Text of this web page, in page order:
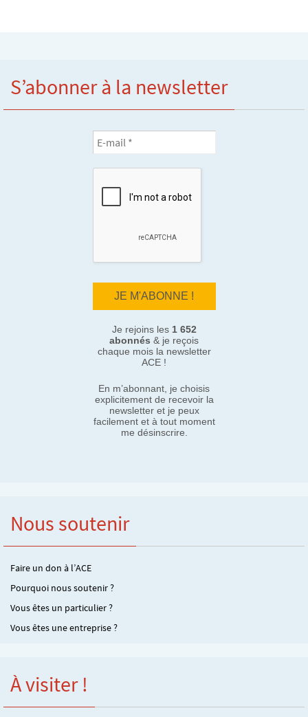
S’abonner à la newsletter
Je rejoins les 1 652
abonnés & je reçois
chaque mois la newsletter
ACE !
En m’abonnant, je choisis
explicitement de recevoir la
newsletter et je peux
facilement et à tout moment
me désinscrire.
Nous soutenir
Faire un don à l’ACE
Pourquoi nous soutenir ?
Vous êtes un particulier ?
Vous êtes une entreprise ?
À visiter !